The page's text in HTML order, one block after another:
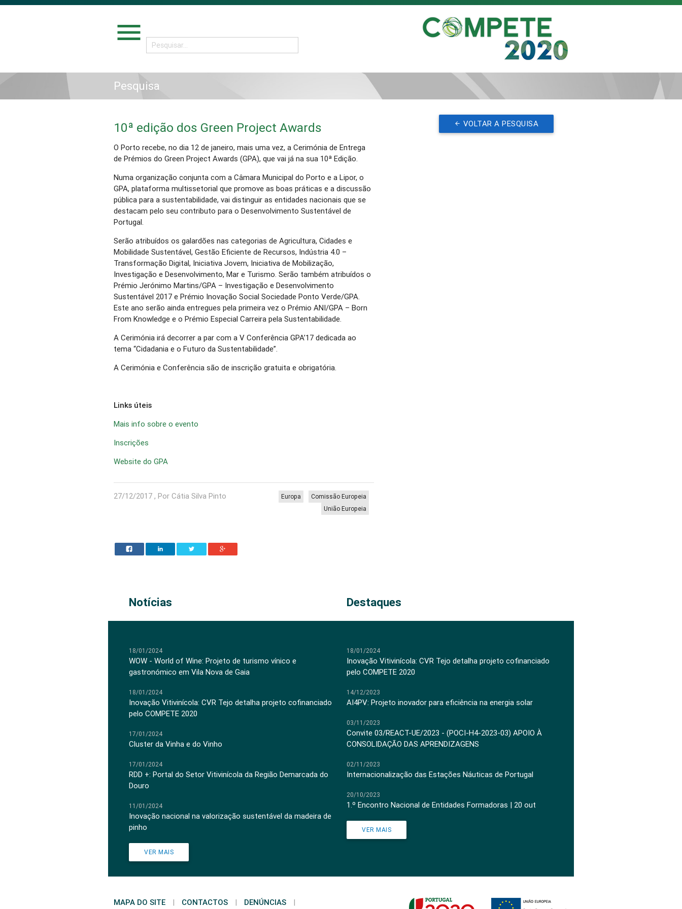
menu
Pesquisa
10ª edição dos Green Project Awards
O Porto recebe, no dia 12 de janeiro, mais uma vez, a Cerimónia de Entrega
de Prémios do Green Project Awards (GPA), que vai já na sua 10ª Edição.
Numa organização conjunta com a Câmara Municipal do Porto e a Lipor, o
GPA, plataforma multissetorial que promove as boas práticas e a discussão
pública para a sustentabilidade, vai distinguir as entidades nacionais que se
destacam pelo seu contributo para o Desenvolvimento Sustentável de
Portugal.
Serão atribuídos os galardões nas categorias de Agricultura, Cidades e
Mobilidade Sustentável, Gestão Eficiente de Recursos, Indústria 4.0 –
Transformação Digital, Iniciativa Jovem, Iniciativa de Mobilização,
Investigação e Desenvolvimento, Mar e Turismo. Serão também atribuídos o
Prémio Jerónimo Martins/GPA – Investigação e Desenvolvimento
Sustentável 2017 e Prémio Inovação Social Sociedade Ponto Verde/GPA.
Este ano serão ainda entregues pela primeira vez o Prémio ANI/GPA – Born
From Knowledge e o Prémio Especial Carreira pela Sustentabilidade.
A Cerimónia irá decorrer a par com a V Conferência GPA’17 dedicada ao
tema “Cidadania e o Futuro da Sustentabilidade”.
A Cerimónia e Conferência são de inscrição gratuita e obrigatória.
Links úteis
Mais info sobre o evento
Inscrições
Website do GPA
27/12/2017 , Por Cátia Silva Pinto Comissão Europeia
Europa
União Europeia
VOLTAR A PESQUISA
Notícias Destaques
18/01/2024
WOW - World of Wine: Projeto de turismo vínico e
gastronómico em Vila Nova de Gaia
18/01/2024
Inovação Vitivinícola: CVR Tejo detalha projeto cofinanciado
pelo COMPETE 2020
17/01/2024
Cluster da Vinha e do Vinho
17/01/2024
RDD +: Portal do Setor Vitivinícola da Região Demarcada do
Douro
11/01/2024
Inovação nacional na valorização sustentável da madeira de
pinho
VER MAIS
18/01/2024
Inovação Vitivinícola: CVR Tejo detalha projeto cofinanciado
pelo COMPETE 2020
14/12/2023
AI4PV: Projeto inovador para eficiência na energia solar
03/11/2023
Convite 03/REACT-UE/2023 - (POCI-H4-2023-03) APOIO À
CONSOLIDAÇÃO DAS APRENDIZAGENS
02/11/2023
Internacionalização das Estações Náuticas de Portugal
20/10/2023
1.º Encontro Nacional de Entidades Formadoras | 20 out
VER MAIS
MAPA DO SITE | CONTACTOS | DENÚNCIAS
|